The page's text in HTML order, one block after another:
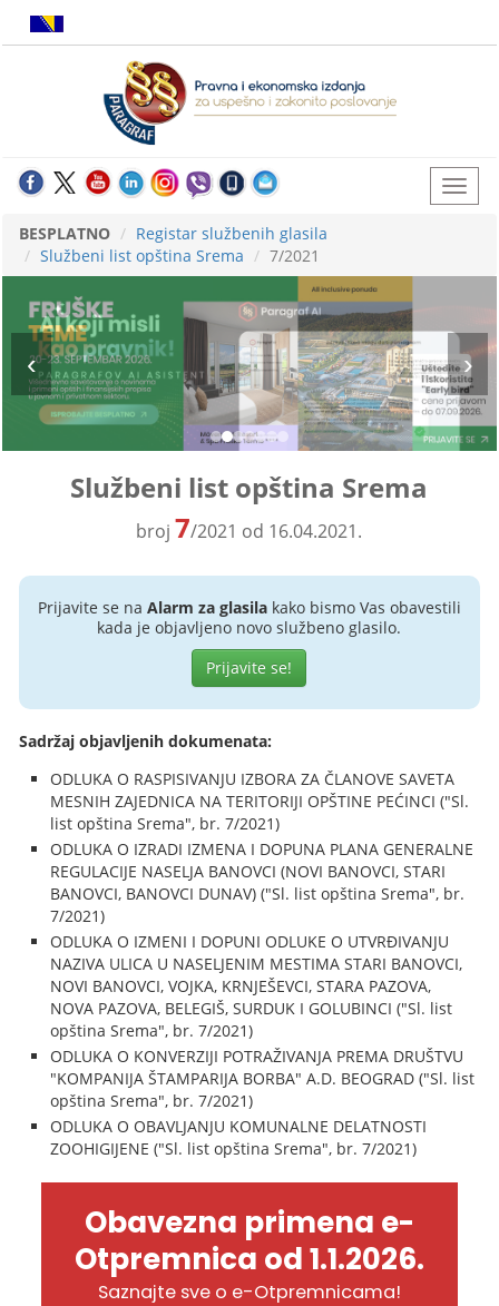
BESPLATNO
Registar službenih glasila
Službeni list opština Srema
7/2021
Službeni list opština Srema
broj 7/2021 od 16.04.2021.
Prijavite se na Alarm za glasilakako bismo Vas obavestili
kada je objavljeno novo službeno glasilo.
Prijavite se!
Sadržaj objavljenih dokumenata:
ODLUKA O RASPISIVANJU IZBORA ZA ČLANOVE SAVETA
MESNIH ZAJEDNICA NA TERITORIJI OPŠTINE PEĆINCI ("Sl.
list opština Srema", br. 7/2021)
ODLUKA O IZRADI IZMENA I DOPUNA PLANA GENERALNE
REGULACIJE NASELJA BANOVCI (NOVI BANOVCI, STARI
BANOVCI, BANOVCI DUNAV) ("Sl. list opština Srema", br.
7/2021)
ODLUKA O IZMENI I DOPUNI ODLUKE O UTVRĐIVANJU
NAZIVA ULICA U NASELJENIM MESTIMA STARI BANOVCI,
NOVI BANOVCI, VOJKA, KRNJEŠEVCI, STARA PAZOVA,
NOVA PAZOVA, BELEGIŠ, SURDUK I GOLUBINCI ("Sl. list
opština Srema", br. 7/2021)
ODLUKA O KONVERZIJI POTRAŽIVANJA PREMA DRUŠTVU
"KOMPANIJA ŠTAMPARIJA BORBA" A.D. BEOGRAD ("Sl. list
opština Srema", br. 7/2021)
ODLUKA O OBAVLJANJU KOMUNALNE DELATNOSTI
ZOOHIGIJENE ("Sl. list opština Srema", br. 7/2021)
Obavezna primena e-
Otpremnica od 1.1.2026.
Saznajte sve o e-Otpremnicama!